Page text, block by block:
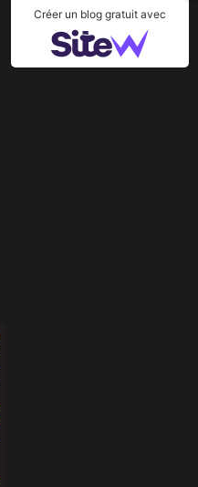
Créer un blog gratuit avec